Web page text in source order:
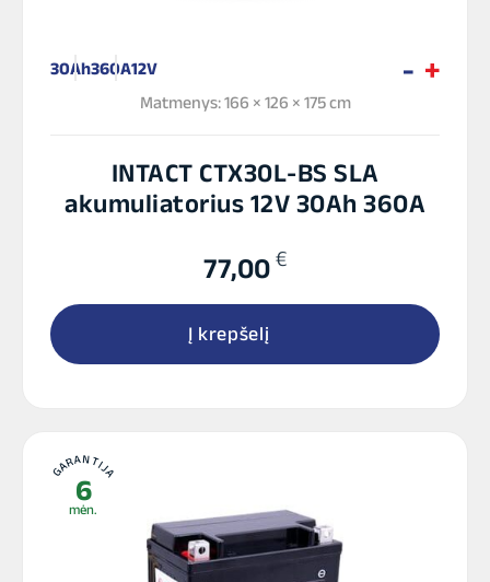
30Ah360A12V
Matmenys: 166 × 126 × 175 cm
INTACT CTX30L-BS SLA
akumuliatorius 12V 30Ah 360A
77,00 €
Į krepšelį
GARANTIJA
6
mėn.